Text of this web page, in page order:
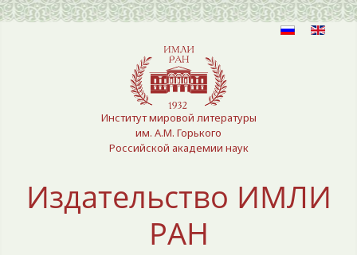
Выберите язык
Институт мировой литературы
им. А.М. Горького
Российской академии наук
Издательство ИМЛИ
РАН